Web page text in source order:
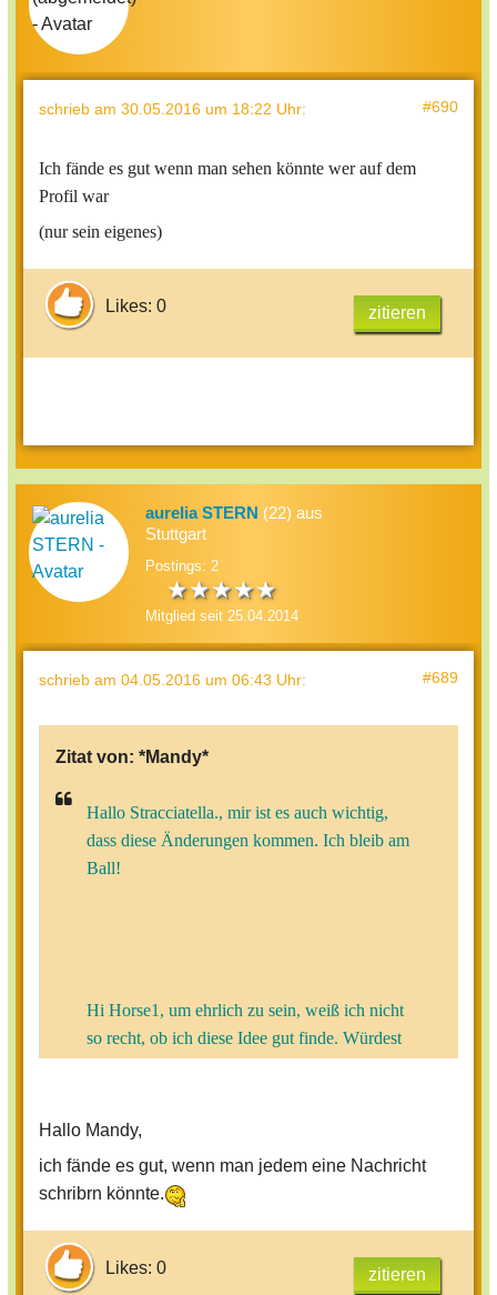
schrieb am 30.05.2016 um 18:22 Uhr: #690
Ich fände es gut wenn man sehen könnte wer auf dem
Profil war
(nur sein eigenes)
Likes: 0 zitieren
aurelia STERN (22) aus
Stuttgart
Postings: 2
Mitglied seit 25.04.2014
schrieb am 04.05.2016 um 06:43 Uhr: #689
Zitat von: *Mandy*
Hallo Stracciatella., mir ist es auch wichtig,
dass diese Änderungen kommen. Ich bleib am
Ball!
Hi Horse1, um ehrlich zu sein, weiß ich nicht
so recht, ob ich diese Idee gut finde. Würdest
Liebe Grüße an alle,
Mandy
Hallo Mandy,
ich fände es gut, wenn man jedem eine Nachricht
schribrn könnte.
Likes: 0 zitieren